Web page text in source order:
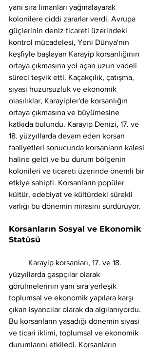
yanı sıra limanları yağmalayarak
kolonilere ciddi zararlar verdi. Avrupa
güçlerinin deniz ticareti üzerindeki
kontrol mücadelesi, Yeni Dünya'nın
keşfiyle başlayan Karayip korsanlığının
ortaya çıkmasına yol açan uzun vadeli
süreci teşvik etti. Kaçakçılık, çatışma,
siyasi huzursuzluk ve ekonomik
olasılıklar, Karayipler'de korsanlığın
ortaya çıkmasına ve büyümesine
katkıda bulundu. Karayip Denizi, 17. ve
18. yüzyıllarda devam eden korsan
faaliyetleri sonucunda korsanların kalesi
haline geldi ve bu durum bölgenin
kolonileri ve ticareti üzerinde önemli bir
etkiye sahipti. Korsanların popüler
kültür, edebiyat ve kültürdeki sürekli
varlığı bu dönemin mirasını sürdürüyor.
Korsanların Sosyal ve Ekonomik
Statüsü
yüzyıllarda gaspçılar olarak
görülmelerinin yanı sıra yerleşik
toplumsal ve ekonomik yapılara karşı
çıkan isyancılar olarak da algılanıyordu.
Bu korsanların yaşadığı dönemin siyasi
ve ticari iklimi, toplumsal ve ekonomik
durumlarını etkiledi. Korsanların